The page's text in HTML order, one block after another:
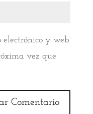
electrónico y web
vez que